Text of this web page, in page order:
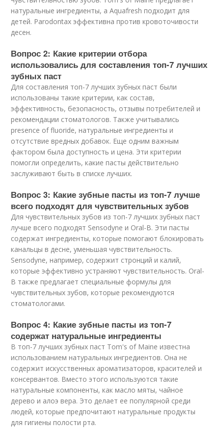
натуральные ингредиенты, а Aquafresh подходит для
детей. Parodontax эффективна против кровоточивости
десен.
Вопрос 2: Какие критерии отбора
использовались для составления топ-7 лучших
зубных паст
Для составления топ-7 лучших зубных паст были
использованы такие критерии, как состав,
эффективность, безопасность, отзывы потребителей и
рекомендации стоматологов. Также учитывались
presence of fluoride, натуральные ингредиенты и
отсутствие вредных добавок. Еще одним важным
фактором была доступность и цена. Эти критерии
помогли определить, какие пасты действительно
заслуживают быть в списке лучших.
Вопрос 3: Какие зубные пасты из топ-7 лучше
всего подходят для чувствительных зубов
Для чувствительных зубов из топ-7 лучших зубных паст
лучше всего подходят Sensodyne и Oral-B. Эти пасты
содержат ингредиенты, которые помогают блокировать
канальцы в десне, уменьшая чувствительность.
Sensodyne, например, содержит стронций и калий,
которые эффективно устраняют чувствительность. Oral-
B также предлагает специальные формулы для
чувствительных зубов, которые рекомендуются
стоматологами.
Вопрос 4: Какие зубные пасты из топ-7
содержат натуральные ингредиенты
В топ-7 лучших зубных паст Tom's of Maine известна
использованием натуральных ингредиентов. Она не
содержит искусственных ароматизаторов, красителей и
консервантов. Вместо этого используются такие
натуральные компоненты, как масло мяты, чайное
дерево и алоэ вера. Это делает ее популярной среди
людей, которые предпочитают натуральные продукты
для гигиены полости рта.